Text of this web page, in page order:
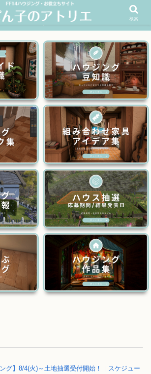
お役立ちサイト│ぽん子のアトリエを応援 >>
グ】8/4(火)～土地抽選受付開始！｜スケジュー
検索